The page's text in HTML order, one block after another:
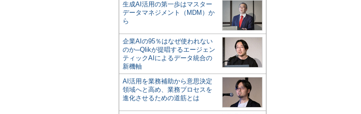
生成AI活用の第一歩はマスター
データマネジメント（MDM）か
ら
企業AIの95％はなぜ使われない
のか─Qlikが提唱するエージェン
ティックAIによるデータ統合の
新機軸
AI活用を業務補助から意思決定
領域へと高め、業務プロセスを
進化させるための道筋とは